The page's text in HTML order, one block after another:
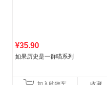
¥35.90
如果历史是一群喵系列